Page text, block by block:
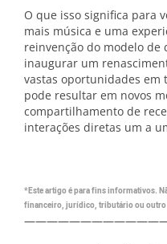
O que isso significa para
mais música e uma
reinvenção do modelo
inaugurar um
vastas oportunidades em
pode resultar em novos
compartilhamento de
interações diretas um a
*Este artigo é para fins informativos.
financeiro, jurídico, tributário ou outro